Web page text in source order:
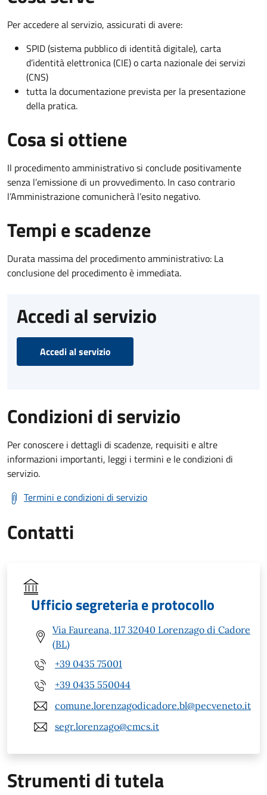
Per accedere al servizio, assicurati di avere:
SPID (sistema pubblico di identità digitale), carta
d’identità elettronica (CIE) o carta nazionale dei servizi
(CNS)
tutta la documentazione prevista per la presentazione
della pratica.
Cosa si ottiene
Il procedimento amministrativo si conclude positivamente
senza l’emissione di un provvedimento. In caso contrario
l’Amministrazione comunicherà l’esito negativo.
Tempi e scadenze
Durata massima del procedimento amministrativo: La
conclusione del procedimento è immediata.
Accedi al servizio
Accedi al servizio
Condizioni di servizio
Per conoscere i dettagli di scadenze, requisiti e altre
informazioni importanti, leggi i termini e le condizioni di
servizio.
Termini e condizioni di servizio
Contatti
Ufficio segreteria e protocollo
Via Faureana, 117 32040 Lorenzago di Cadore
(BL)
+39 0435 75001
+39 0435 550044
comune.lorenzagodicadore.bl@pecveneto.it
segr.lorenzago@cmcs.it
Strumenti di tutela